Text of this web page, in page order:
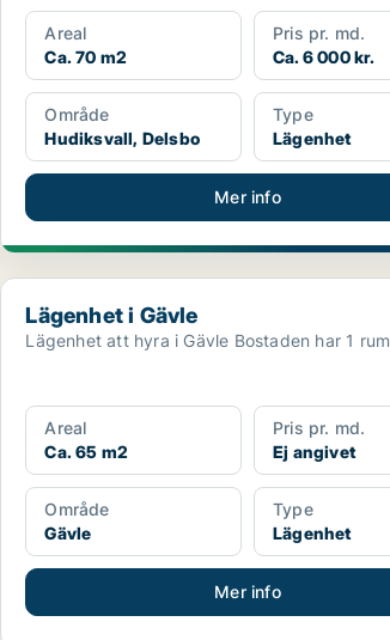
Areal
Ca. 70 m2
Pris pr. md.
Ca. 6 000 kr.
Område
Hudiksvall, Delsbo
Type
Lägenhet
Mer info
Lägenhet i Gävle
Lägenhet i Gävle
Lägenhet att hyra i Gävle Bostaden har 1 rum
Areal
Ca. 65 m2
Pris pr. md.
Ej angivet
Område
Gävle
Type
Lägenhet
Mer info